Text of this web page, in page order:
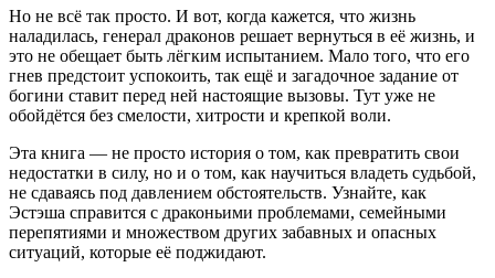
Но не всё так просто. И вот, когда кажется, что жизнь
наладилась, генерал драконов решает вернуться в её жизнь, и
это не обещает быть лёгким испытанием. Мало того, что его
гнев предстоит успокоить, так ещё и загадочное задание от
богини ставит перед ней настоящие вызовы. Тут уже не
обойдётся без смелости, хитрости и крепкой воли.
Эта книга — не просто история о том, как превратить свои
недостатки в силу, но и о том, как научиться владеть судьбой,
не сдаваясь под давлением обстоятельств. Узнайте, как
Эстэша справится с драконьими проблемами, семейными
перепятиями и множеством других забавных и опасных
ситуаций, которые её поджидают.